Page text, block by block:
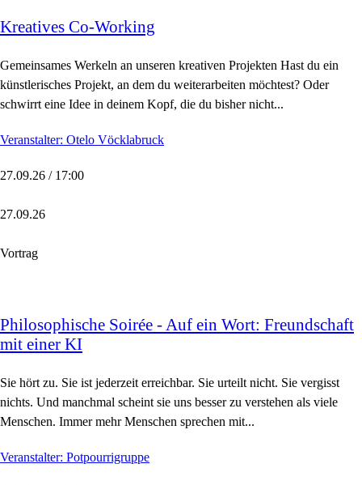
Kreatives Co-Working
Gemeinsames Werkeln an unseren kreativen Projekten Hast du ein
künstlerisches Projekt, an dem du weiterarbeiten möchtest? Oder
schwirrt eine Idee in deinem Kopf, die du bisher nicht...
Veranstalter: Otelo Vöcklabruck
27.09.26 / 17:00
27.09.26
Vortrag
Philosophische Soirée - Auf ein Wort: Freundschaft
mit einer KI
Sie hört zu. Sie ist jederzeit erreichbar. Sie urteilt nicht. Sie vergisst
nichts. Und manchmal scheint sie uns besser zu verstehen als viele
Menschen. Immer mehr Menschen sprechen mit...
Veranstalter: Potpourrigruppe